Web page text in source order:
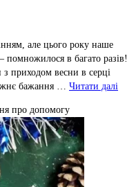
але цього року наше
в багато разів!
приходом весни в серці
бажання … Читати далі
про допомогу